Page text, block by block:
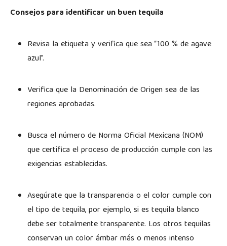
Consejos para identificar un buen tequila
Revisa la etiqueta y verifica que sea “100 % de agave
azul”.
Verifica que la Denominación de Origen sea de las
regiones aprobadas.
Busca el número de Norma Oficial Mexicana (NOM)
que certifica el proceso de producción cumple con las
exigencias establecidas.
Asegúrate que la transparencia o el color cumple con
el tipo de tequila, por ejemplo, si es tequila blanco
debe ser totalmente transparente. Los otros tequilas
conservan un color ámbar más o menos intenso